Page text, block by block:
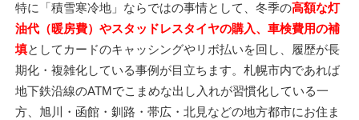
特に「積雪寒冷地」ならではの事情として、冬季の高額な灯
油代（暖房費）やスタッドレスタイヤの購入、車検費用の補
填としてカードのキャッシングやリボ払いを回し、履歴が長
期化・複雑化している事例が目立ちます。札幌市内であれば
地下鉄沿線のATMでこまめな出し入れが習慣化している一
方、旭川・函館・釧路・帯広・北見などの地方都市にお住ま